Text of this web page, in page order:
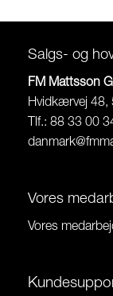
Salgs- og
FM Mattsson
Hvidkærvej 48,
Tlf.: 88 33 00
Vores
Vores